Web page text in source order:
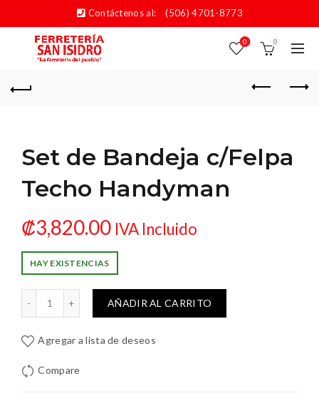
Contáctenos al: (506) 4701-8773
0 0
Set de Bandeja c/Felpa
Techo Handyman
₡3,820.00 IVA Incluido
HAY EXISTENCIAS
c/Felpa Techo Handyman cantidad
AÑADIR AL CARRITO
Agregar a lista de deseos
Compare